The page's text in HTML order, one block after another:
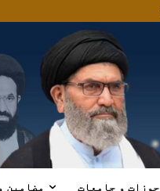
حوزات و جامعات مضامین